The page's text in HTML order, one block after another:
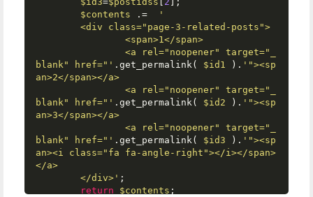
$contents .=
'
blank" href="' .get_permalink( $id1 ). '"><sp
an>2</span></a>
blank" href="' .get_permalink( $id2 ). '"><sp
an>3</span></a>
blank" href="' .get_permalink( $id3 ). '"><sp
an><i class="fa fa-angle-right"></i></span>
</a>
	</div>'
;
return
$contents ;